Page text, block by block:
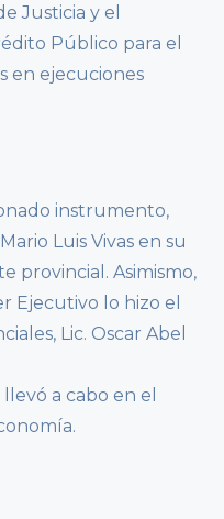
Justicia y el
Público para el
en ejecuciones
instrumento,
Luis Vivas en su
provincial. Asimismo,
Ejecutivo lo hizo el
Lic. Oscar Abel
a cabo en el